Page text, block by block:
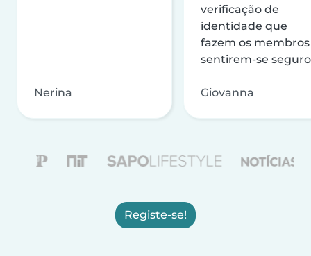
Nerina
verificação de
identidade que
fazem os membros
sentirem-se
Giovanna
Registe-se!